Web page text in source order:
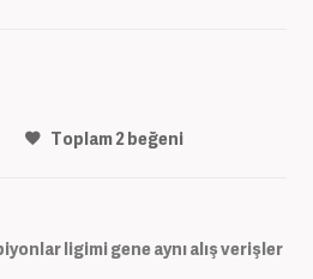
Toplam2beğeni
ligimi gene aynı alış verişler